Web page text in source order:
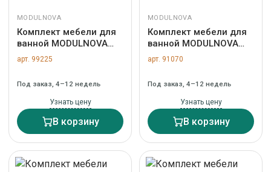
MODULNOVA
Комплект мебели для
ванной MODULNOVA
Moon cross
арт. 99225
Под заказ, 4–12 недель
Узнать цену
В корзину
MODULNOVA
Комплект мебели для
ванной MODULNOVA
Infinity 13
арт. 91070
Под заказ, 4–12 недель
Узнать цену
В корзину